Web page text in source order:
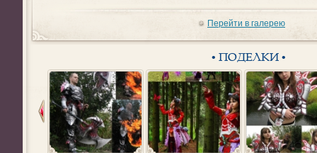
Перейти в галерею
• ПОДЕЛКИ •